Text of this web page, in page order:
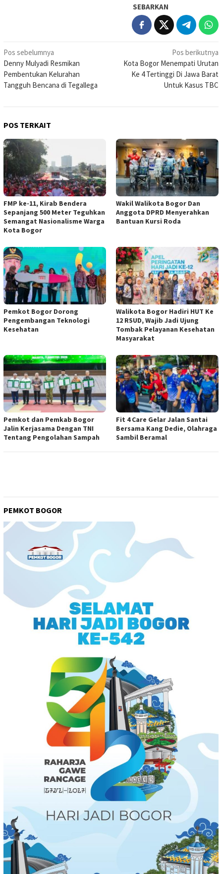
SEBARKAN
Navigasi
pos
Pos sebelumnya
Denny Mulyadi Resmikan
Pembentukan Kelurahan
Tangguh Bencana di Tegallega
Pos berikutnya
Kota Bogor Menempati Urutan
Ke 4 Tertinggi Di Jawa Barat
Untuk Kasus TBC
POS TERKAIT
FMP ke-11, Kirab Bendera
Sepanjang 500 Meter Teguhkan
Semangat Nasionalisme Warga
Kota Bogor
Wakil Walikota Bogor Dan
Anggota DPRD Menyerahkan
Bantuan Kursi Roda
Pemkot Bogor Dorong
Pengembangan Teknologi
Kesehatan
Walikota Bogor Hadiri HUT Ke
12 RSUD, Wajib Jadi Ujung
Tombak Pelayanan Kesehatan
Masyarakat
Pemkot dan Pemkab Bogor
Jalin Kerjasama Dengan TNI
Tentang Pengolahan Sampah
Fit 4 Care Gelar Jalan Santai
Bersama Kang Dedie, Olahraga
Sambil Beramal
PEMKOT BOGOR